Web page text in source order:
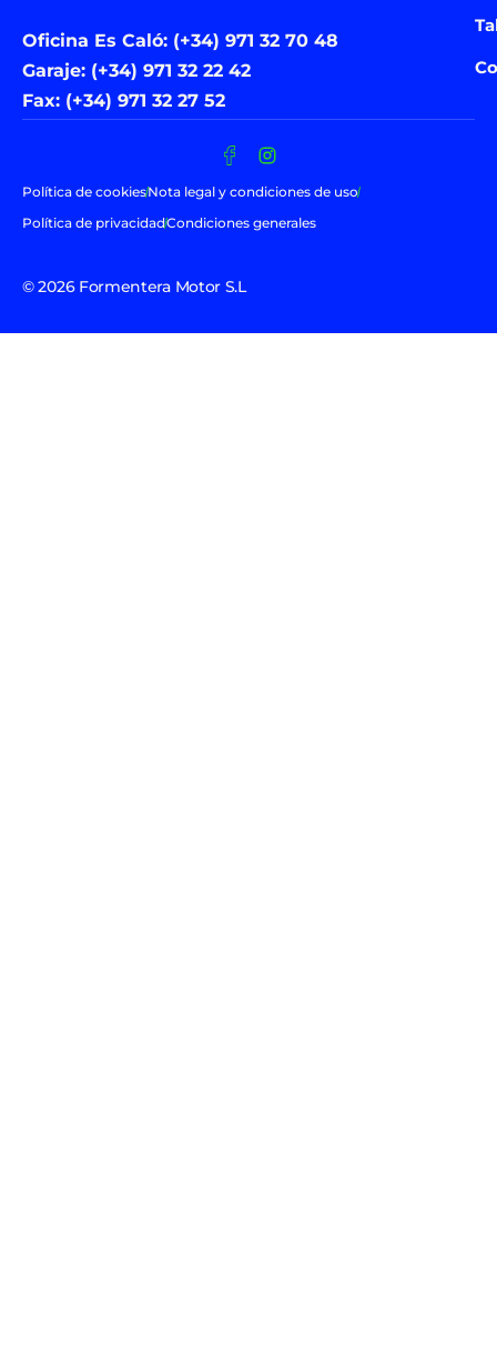
Oficina Es Caló: (+34) 971 32 70 48
Garaje: (+34) 971 32 22 42
Fax: (+34) 971 32 27 52
© 2026 Formentera Motor S.L
Política de cookiesNota legal y condiciones de uso
Política de privacidadCondiciones generales